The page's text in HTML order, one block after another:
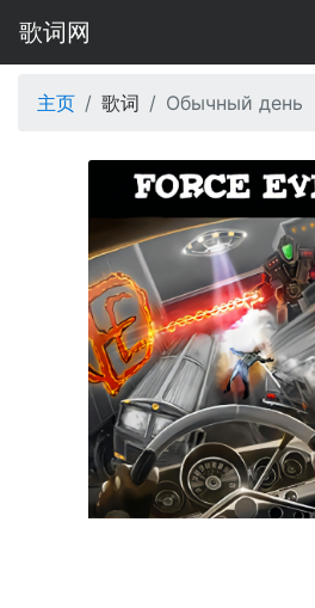
歌词网
主页 歌词 Обычный день